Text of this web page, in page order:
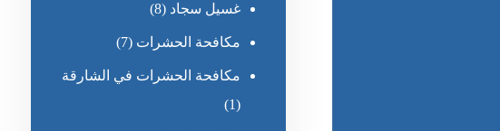
غسيل سجاد (8)
مكافحة الحشرات (7)
مكافحة الحشرات في الشارقة
(1)